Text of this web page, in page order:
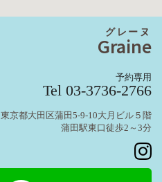
グレーヌ
Graine
予約専用
Tel 03-3736-2766
東京都大田区蒲田5-9-10大月ビル５階
蒲田駅東口徒歩2～3分